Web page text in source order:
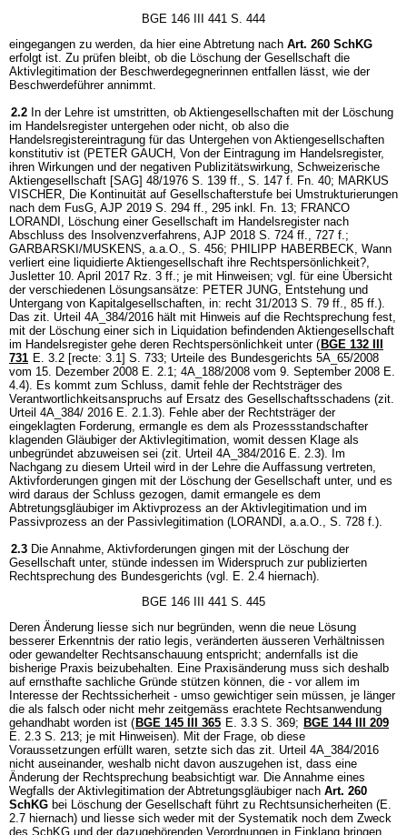
BGE 146 III 441 S. 444
eingegangen zu werden, da hier eine Abtretung nach Art. 260 SchKG
erfolgt ist. Zu prüfen bleibt, ob die Löschung der Gesellschaft die
Aktivlegitimation der Beschwerdegegnerinnen entfallen lässt, wie der
Beschwerdeführer annimmt.
2.2 In der Lehre ist umstritten, ob Aktiengesellschaften mit der Löschung
im Handelsregister untergehen oder nicht, ob also die
Handelsregistereintragung für das Untergehen von Aktiengesellschaften
konstitutiv ist (PETER GAUCH, Von der Eintragung im Handelsregister,
ihren Wirkungen und der negativen Publizitätswirkung, Schweizerische
Aktiengesellschaft [SAG] 48/1976 S. 139 ff., S. 147 f. Fn. 40; MARKUS
VISCHER, Die Kontinuität auf Gesellschafterstufe bei Umstrukturierungen
nach dem FusG, AJP 2019 S. 294 ff., 295 inkl. Fn. 13; FRANCO
LORANDI, Löschung einer Gesellschaft im Handelsregister nach
Abschluss des Insolvenzverfahrens, AJP 2018 S. 724 ff., 727 f.;
GARBARSKI/MUSKENS, a.a.O., S. 456; PHILIPP HABERBECK, Wann
verliert eine liquidierte Aktiengesellschaft ihre Rechtspersönlichkeit?,
Jusletter 10. April 2017 Rz. 3 ff.; je mit Hinweisen; vgl. für eine Übersicht
der verschiedenen Lösungsansätze: PETER JUNG, Entstehung und
Untergang von Kapitalgesellschaften, in: recht 31/2013 S. 79 ff., 85 ff.).
Das zit. Urteil 4A_384/2016 hält mit Hinweis auf die Rechtsprechung fest,
mit der Löschung einer sich in Liquidation befindenden Aktiengesellschaft
im Handelsregister gehe deren Rechtspersönlichkeit unter ( BGE 132 III
731 E. 3.2 [recte: 3.1] S. 733; Urteile des Bundesgerichts 5A_65/2008
vom 15. Dezember 2008 E. 2.1; 4A_188/2008 vom 9. September 2008 E.
4.4). Es kommt zum Schluss, damit fehle der Rechtsträger des
Verantwortlichkeitsanspruchs auf Ersatz des Gesellschaftsschadens (zit.
Urteil 4A_384/ 2016 E. 2.1.3). Fehle aber der Rechtsträger der
eingeklagten Forderung, ermangle es dem als Prozessstandschafter
klagenden Gläubiger der Aktivlegitimation, womit dessen Klage als
unbegründet abzuweisen sei (zit. Urteil 4A_384/2016 E. 2.3). Im
Nachgang zu diesem Urteil wird in der Lehre die Auffassung vertreten,
Aktivforderungen gingen mit der Löschung der Gesellschaft unter, und es
wird daraus der Schluss gezogen, damit ermangele es dem
Abtretungsgläubiger im Aktivprozess an der Aktivlegitimation und im
Passivprozess an der Passivlegitimation (LORANDI, a.a.O., S. 728 f.).
2.3 Die Annahme, Aktivforderungen gingen mit der Löschung der
Gesellschaft unter, stünde indessen im Widerspruch zur publizierten
Rechtsprechung des Bundesgerichts (vgl. E. 2.4 hiernach).
BGE 146 III 441 S. 445
Deren Änderung liesse sich nur begründen, wenn die neue Lösung
besserer Erkenntnis der ratio legis, veränderten äusseren Verhältnissen
oder gewandelter Rechtsanschauung entspricht; andernfalls ist die
bisherige Praxis beizubehalten. Eine Praxisänderung muss sich deshalb
auf ernsthafte sachliche Gründe stützen können, die - vor allem im
Interesse der Rechtssicherheit - umso gewichtiger sein müssen, je länger
die als falsch oder nicht mehr zeitgemäss erachtete Rechtsanwendung
gehandhabt worden ist ( BGE 145 III 365 E. 3.3 S. 369; BGE 144 III 209
E. 2.3 S. 213; je mit Hinweisen). Mit der Frage, ob diese
Voraussetzungen erfüllt waren, setzte sich das zit. Urteil 4A_384/2016
nicht auseinander, weshalb nicht davon auszugehen ist, dass eine
Änderung der Rechtsprechung beabsichtigt war. Die Annahme eines
Wegfalls der Aktivlegitimation der Abtretungsgläubiger nach Art. 260
SchKG bei Löschung der Gesellschaft führt zu Rechtsunsicherheiten (E.
2.7 hiernach) und liesse sich weder mit der Systematik noch dem Zweck
des SchKG und der dazugehörenden Verordnungen in Einklang bringen